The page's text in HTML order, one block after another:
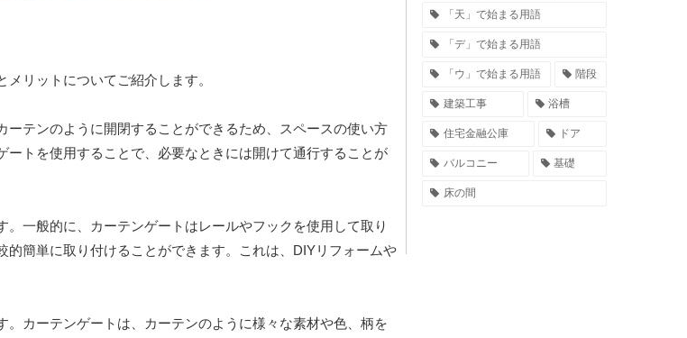
リットについてご紹介します。
テンのように開閉することができるため、スペースの使い方
トを使用することで、必要なときには開けて通行することが
一般的に、カーテンゲートはレールやフックを使用して取り
簡単に取り付けることができます。これは、DIYリフォームや
カーテンゲートは、カーテンのように様々な素材や色、柄を
「天」で始まる用語
「デ」で始まる用語
「ウ」で始まる用語 階段
建築工事 浴槽
住宅金融公庫 ドア
バルコニー 基礎
床の間